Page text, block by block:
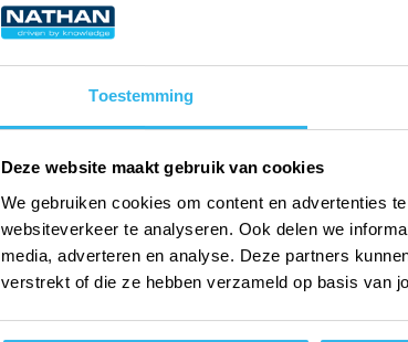
Toestemming
Deze website maakt gebruik van cookies
We gebruiken cookies om content en advertenties
websiteverkeer te analyseren. Ook delen we
media, adverteren en analyse. Deze partners
verstrekt of die ze hebben verzameld op basis van